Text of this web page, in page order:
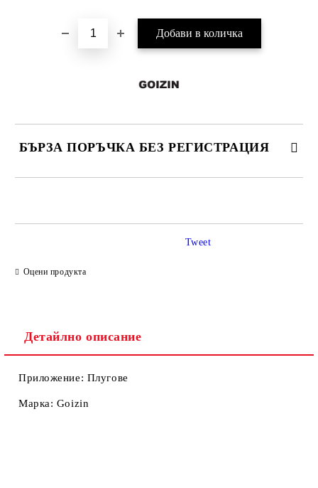
БЪРЗА ПОРЪЧКА БЕЗ РЕГИСТРАЦИЯ
Оцени продукта
Tweet
Детайлно описание
Приложение: Плугове
Марка: Goizin